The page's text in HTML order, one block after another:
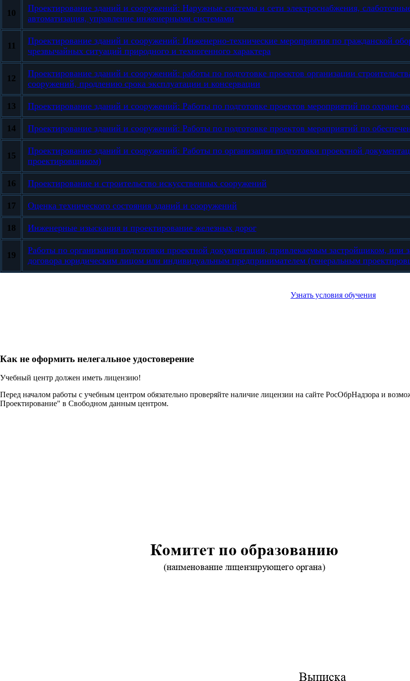
10
Проектирование зданий и сооружений: Наружные системы и сети электроснабжения,
автоматизация, управление инженерными системами
11
Проектирование зданий и сооружений: Инженерно-технические мероприятия по гражданской
чрезвычайных ситуаций природного и техногенного характера
12
Проектирование зданий и сооружений: работы по подготовке проектов организации
сооружений, продлению срока эксплуатации и консервации
13 Проектирование зданий и сооружений: Работы по подготовке проектов мероприятий по охране
14 Проектирование зданий и сооружений: Работы по подготовке проектов мероприятий по
15
Проектирование зданий и сооружений: Работы по организации подготовки проектной
проектировщиком)
16 Проектирование и строительство искусственных сооружений
17 Оценка технического состояния зданий и сооружений
18 Инженерные изыскания и проектирование железных дорог
19
Работы по организации подготовки проектной документации, привлекаемым застройщиком, или
договора юридическим лицом или индивидуальным предпринимателем (генеральным
Узнать условия обучения
Как не оформить нелегальное удостоверение
Учебный центр должен иметь лицензию!
Перед началом работы с учебным центром обязательно проверяйте наличие лицензии на сайте РосОбрНадзора и
Проектирование" в Свободном данным центром.